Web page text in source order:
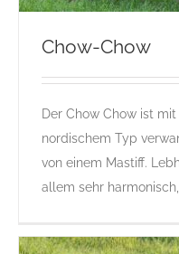
Chow-Chow
Der Chow Chow ist
nordischem Typ
von einem Mastiff.
allem sehr